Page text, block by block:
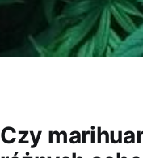
Czy